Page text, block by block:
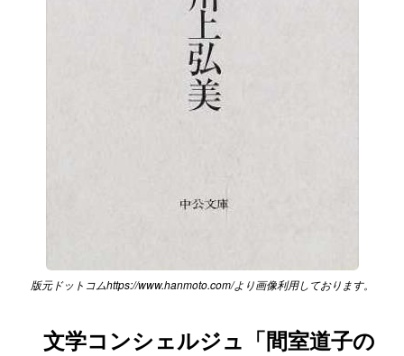
版元ドットコムhttps://www.hanmoto.com/より画像利用しております。
文学コンシェルジュ「間室道子の